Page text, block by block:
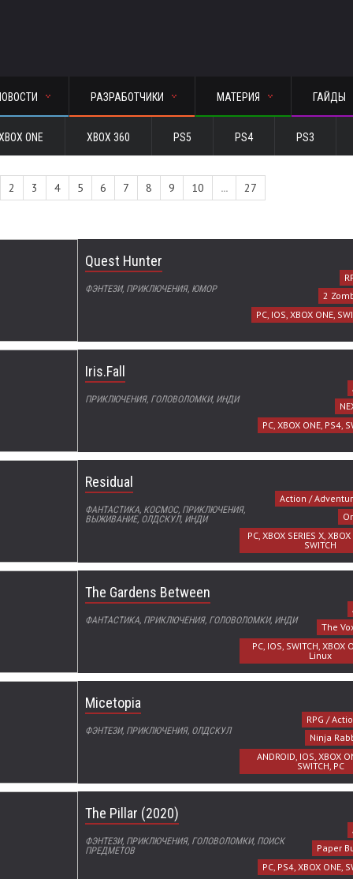
РАЗРАБОТЧИКИ МАТЕРИЯ ГАЙДЫ
ONE XBOX 360 PS5 PS4 PS3
2 3 4 5 6 7 8 9 10 ... 27
Quest Hunter
ФЭНТЕЗИ, ПРИКЛЮЧЕНИЯ, ЮМОР
2
PC, IOS, XBOX ONE,
Iris.Fall
ПРИКЛЮЧЕНИЯ, ГОЛОВОЛОМКИ, ИНДИ
PC, XBOX ONE, PS4,
Residual
ФАНТАСТИКА, КОСМОС, ПРИКЛЮЧЕНИЯ,
ВЫЖИВАНИЕ, ОЛДСКУЛ, ИНДИ
Action /
PC, XBOX SERIES X,
SWITCH
The Gardens Between
ФАНТАСТИКА, ПРИКЛЮЧЕНИЯ, ГОЛОВОЛОМКИ, ИНДИ
The
PC, IOS, SWITCH, XBOX
Linux
Micetopia
ФЭНТЕЗИ, ПРИКЛЮЧЕНИЯ, ОЛДСКУЛ
RPG /
Ninja
ANDROID, IOS, XBOX
SWITCH, PC
The Pillar (2020)
ФЭНТЕЗИ, ПРИКЛЮЧЕНИЯ, ГОЛОВОЛОМКИ, ПОИСК
ПРЕДМЕТОВ
Paper
PC, PS4, XBOX ONE,